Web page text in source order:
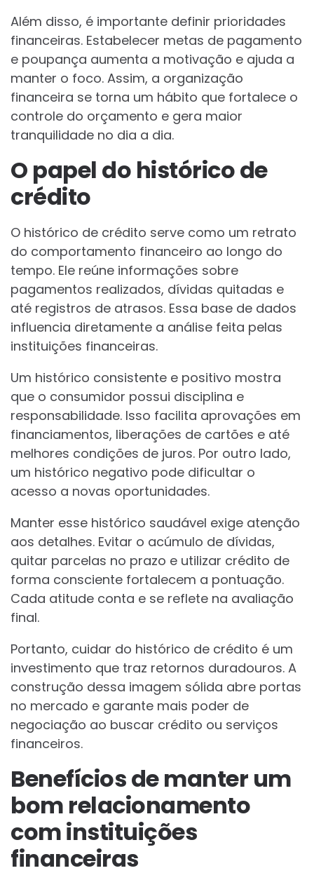
Além disso, é importante definir prioridades
financeiras. Estabelecer metas de pagamento
e poupança aumenta a motivação e ajuda a
manter o foco. Assim, a organização
financeira se torna um hábito que fortalece o
controle do orçamento e gera maior
tranquilidade no dia a dia.
O papel do histórico de
crédito
O histórico de crédito serve como um retrato
do comportamento financeiro ao longo do
tempo. Ele reúne informações sobre
pagamentos realizados, dívidas quitadas e
até registros de atrasos. Essa base de dados
influencia diretamente a análise feita pelas
instituições financeiras.
Um histórico consistente e positivo mostra
que o consumidor possui disciplina e
responsabilidade. Isso facilita aprovações em
financiamentos, liberações de cartões e até
melhores condições de juros. Por outro lado,
um histórico negativo pode dificultar o
acesso a novas oportunidades.
Manter esse histórico saudável exige atenção
aos detalhes. Evitar o acúmulo de dívidas,
quitar parcelas no prazo e utilizar crédito de
forma consciente fortalecem a pontuação.
Cada atitude conta e se reflete na avaliação
final.
Portanto, cuidar do histórico de crédito é um
investimento que traz retornos duradouros. A
construção dessa imagem sólida abre portas
no mercado e garante mais poder de
negociação ao buscar crédito ou serviços
financeiros.
Benefícios de manter um
bom relacionamento
com instituições
financeiras